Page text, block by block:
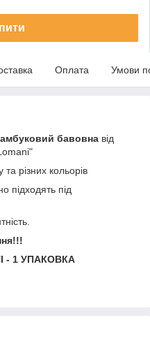
Оплата Умови
бавовна від
різних кольорів
підходять під
- 1 УПАКОВКА